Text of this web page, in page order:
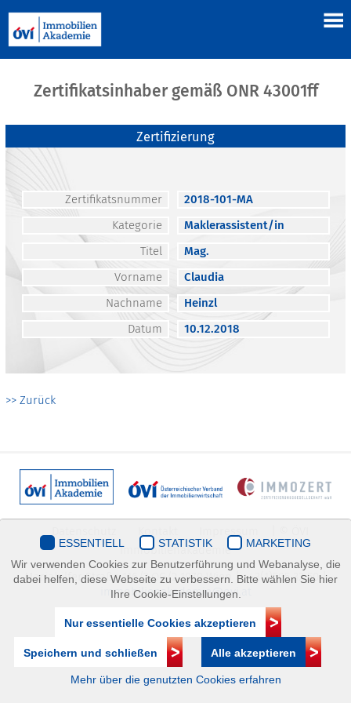
Zertifikatsinhaber gemäß ONR 43001ff
Zertifizierung
Zertifikatsnummer
2018-101-MA
Kategorie
Maklerassistent/in
Titel
Mag.
Vorname
Claudia
Nachname
Heinzl
Datum
10.12.2018
>> Zurück
Immobilienakademie
Mariahilfer Straße 116/2.OG/2 1070 Wien | +43(1)505 32 50 |
immobilienakademie@ovi.at
ESSENTIELL STATISTIK
MARKETING
Wir verwenden Cookies zur Benutzerführung und Webanalyse, die
dabei helfen, diese Webseite zu verbessern. Bitte wählen Sie hier
Ihre Cookie-Einstellungen.
Nur essentielle Cookies akzeptieren
Speichern und schließen Alle akzeptieren
Mehr über die genutzten Cookies erfahren